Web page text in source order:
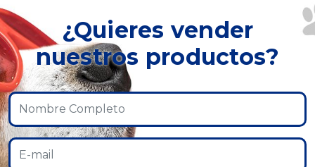
¿Quieres vender
nuestros productos?